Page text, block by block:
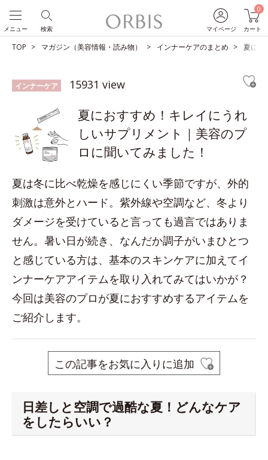
マイページ
0
カート
検索
メニュー
TOP マガジン（美容情報・読み物） インナーケアのまとめ 夏にお
インナーケア 15931 view
夏におすすめ！キレイにうれ
しいサプリメント｜美容のプ
ロに聞いてみました！
夏は冬に比べ乾燥を感じにくい季節ですが、外的
刺激は意外とハード。紫外線や空調など、冬より
ダメージを受けていると言っても過言ではありま
せん。暑い日が続き、なんだか調子がいまひとつ
と感じている方は、基本のスキンケアに加えてイ
ンナーケアアイテムを取り入れてみてはいかが？
今回は美容のプロが夏におすすめするアイテムを
ご紹介します。
この記事をお気に入りに追加
日差しと空調で過酷な夏！どんなケア
をしたらいい？